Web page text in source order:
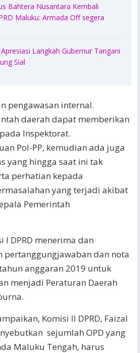
Bahtera Nusantara Kembali
Maluku: Armada Off segera
Langkah Gubernur Tangani
Sial
pengawasan internal.
daerah dapat memberikan
Inspektorat.
Pol-PP, kemudian ada juga
yang hingga saat ini tak
perhatian kepada
yang terjadi akibat
Pemerintah
I DPRD menerima dan
pertanggungjawaban dan nota
anggaran 2019 untuk
menjadi Peraturan Daerah
Komisi II DPRD, Faizal
sejumlah OPD yang
Maluku Tengah, harus